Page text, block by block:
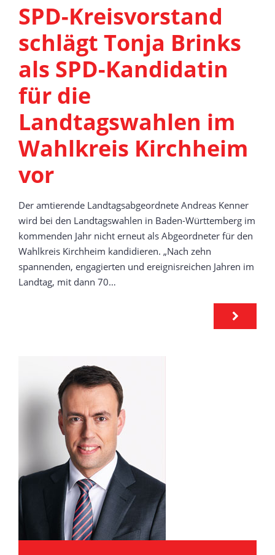
SPD-Kreisvorstand
schlägt Tonja Brinks
als SPD-Kandidatin
für die
Landtagswahlen im
Wahlkreis Kirchheim
vor
Der amtierende Landtagsabgeordnete Andreas Kenner
wird bei den Landtagswahlen in Baden-Württemberg im
kommenden Jahr nicht erneut als Abgeordneter für den
Wahlkreis Kirchheim kandidieren. „Nach zehn
spannenden, engagierten und ereignisreichen Jahren im
Landtag, mit dann 70…